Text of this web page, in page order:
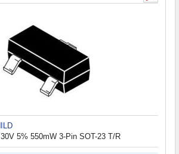
5% 550mW 3-Pin SOT-23 T/R